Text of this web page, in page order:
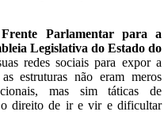
Frente Parlamentar para a
Legislativa do Estado do
redes sociais para expor a
estruturas não eram meros
mas sim táticas de
o direito de ir e vir e dificultar